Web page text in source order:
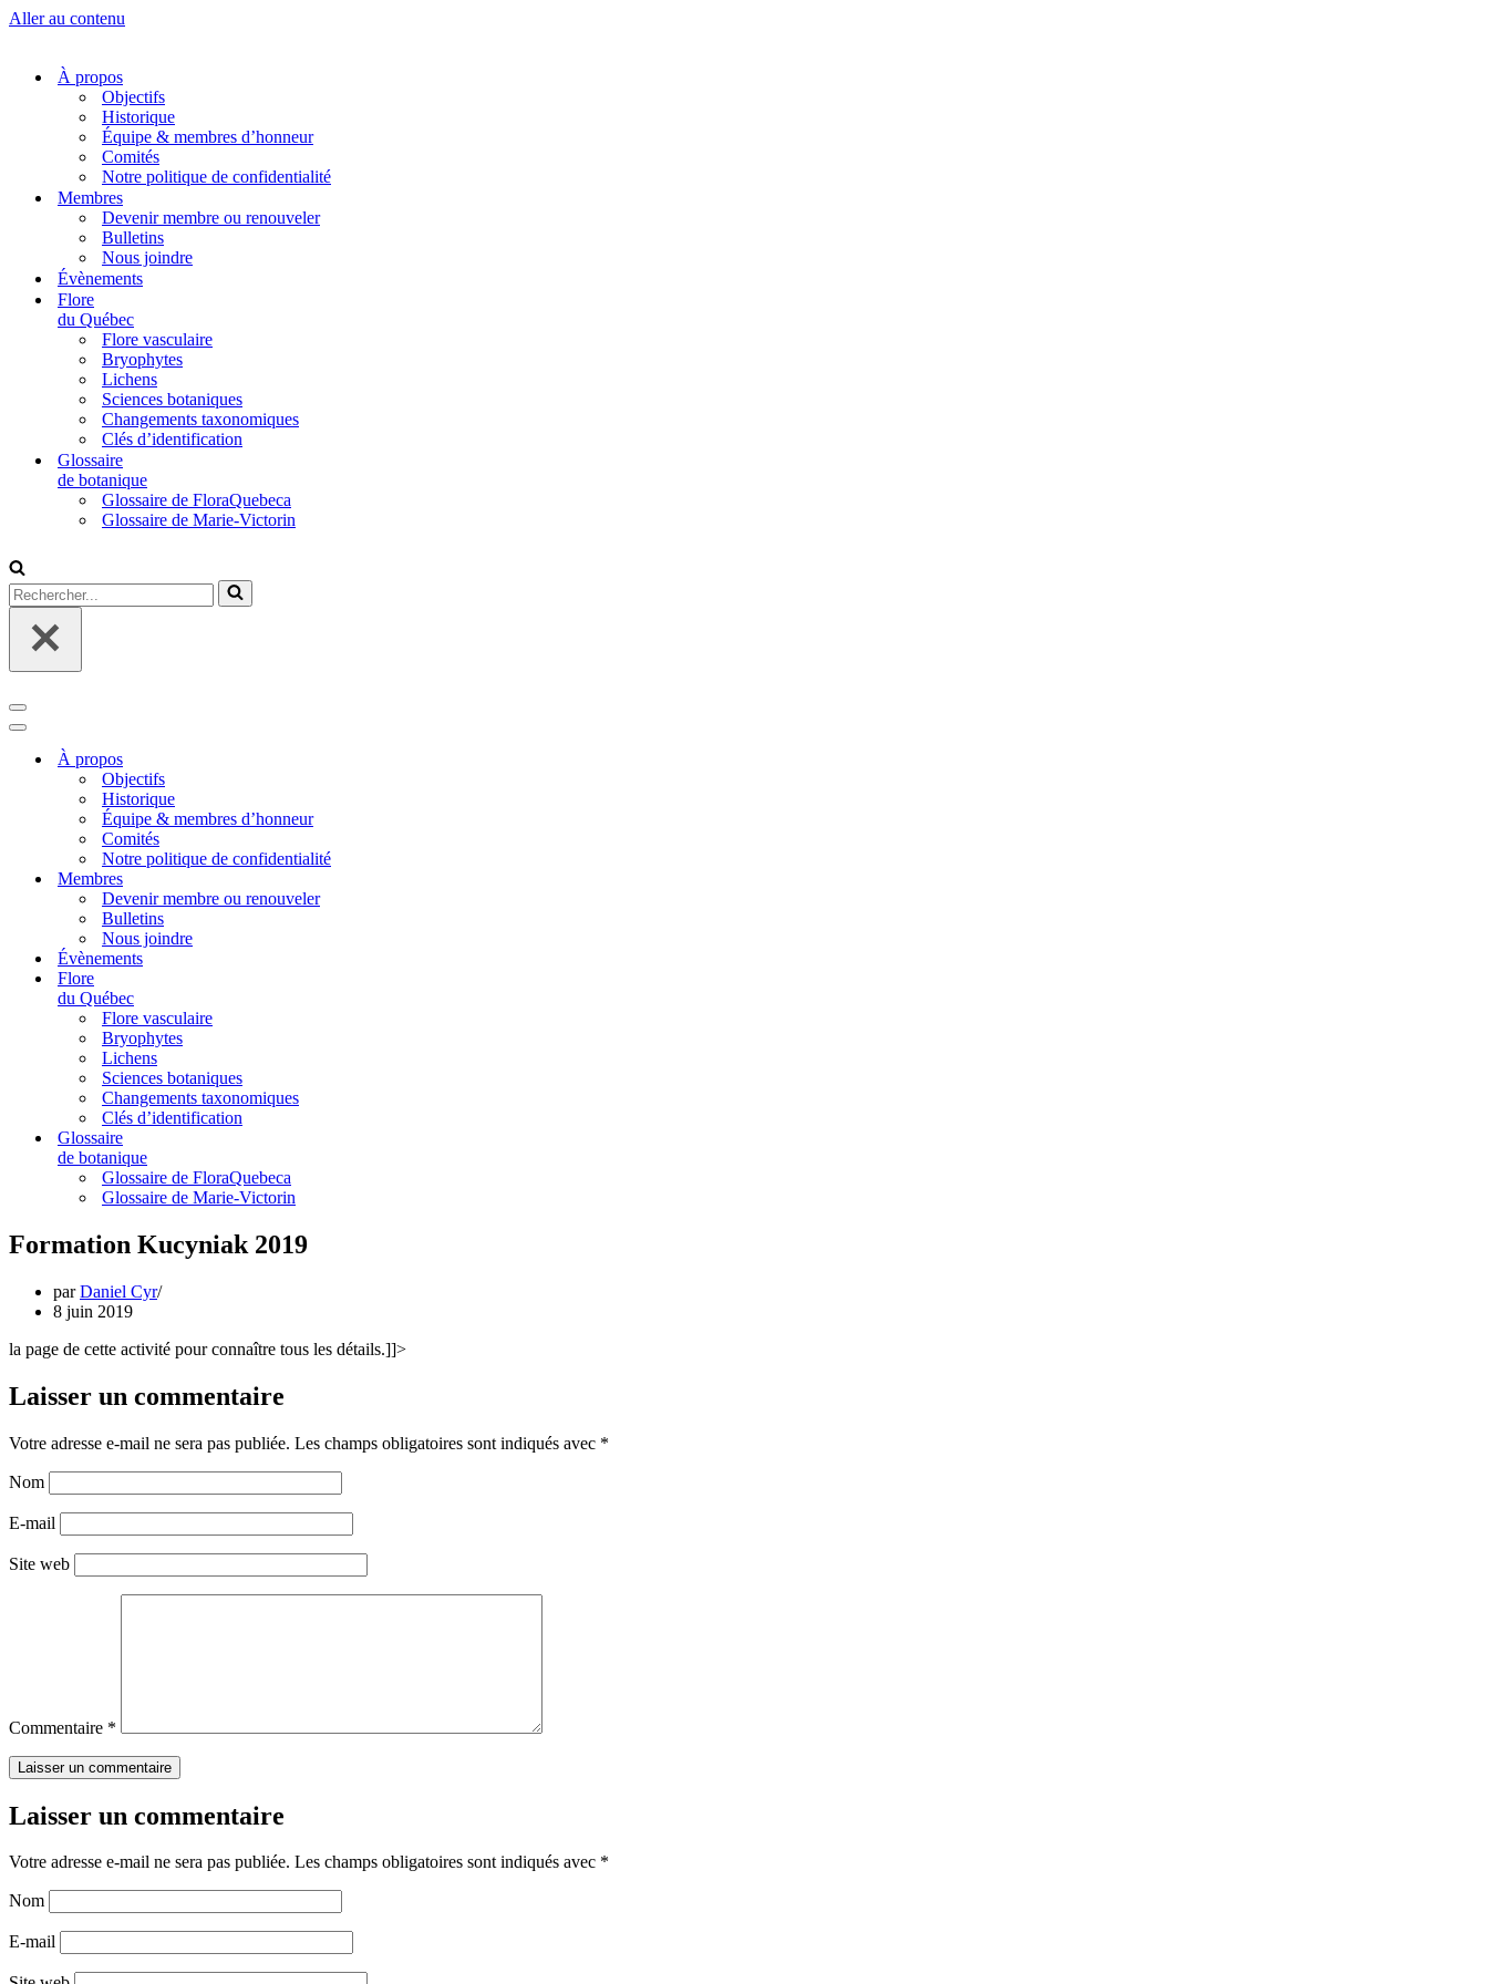
Aller au contenu
À propos
Objectifs
Historique
Équipe & membres d’honneur
Comités
Notre politique de confidentialité
Membres
Devenir membre ou renouveler
Bulletins
Nous joindre
Évènements
Flore
du Québec
Flore vasculaire
Bryophytes
Lichens
Sciences botaniques
Changements taxonomiques
Clés d’identification
Glossaire
de botanique
Glossaire de FloraQuebeca
Glossaire de Marie-Victorin
Rechercher...
Menu
de
navigation
Menu
navigationÀ propos
Objectifs
Historique
Équipe & membres d’honneur
Comités
Notre politique de confidentialité
Membres
Devenir membre ou renouveler
Bulletins
Nous joindre
Évènements
Flore
du Québec
Flore vasculaire
Bryophytes
Lichens
Sciences botaniques
Changements taxonomiques
Clés d’identification
Glossaire
de botanique
Glossaire de FloraQuebeca
Glossaire de Marie-Victorin
Formation Kucyniak 2019
parDaniel Cyr
8 juin 2019
la page de cette activité pour connaître tous les détails.]]>
Laisser un commentaire
Votre adresse e-mail ne sera pas publiée. Les champs obligatoires sont indiqués avec *
Nom
E-mail
Site web
Commentaire *
Laisser un commentaire
Votre adresse e-mail ne sera pas publiée. Les champs obligatoires sont indiqués avec *
Nom
E-mail